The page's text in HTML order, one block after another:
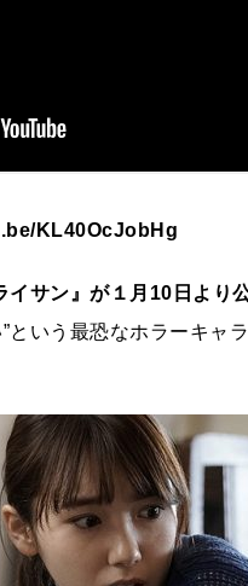
KL40OcJobHg
イサン』が１月10日より
という最恐なホラーキ